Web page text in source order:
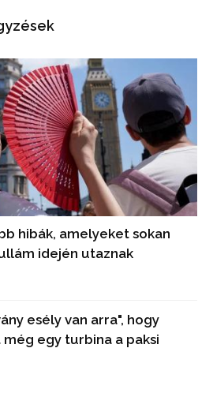
hibák, amelyeket sokan
idején utaznak
esély van arra", hogy
egy turbina a paksi